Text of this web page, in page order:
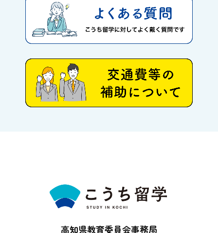
高知県教育委員会事務局